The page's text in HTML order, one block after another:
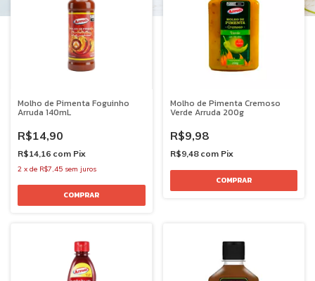
Molho de Pimenta Foguinho
Arruda 140mL
R$14,90
R$14,16 com Pix
2 x de R$7,45 sem juros
Molho de Pimenta Cremoso
Verde Arruda 200g
R$9,98
R$9,48 com Pix